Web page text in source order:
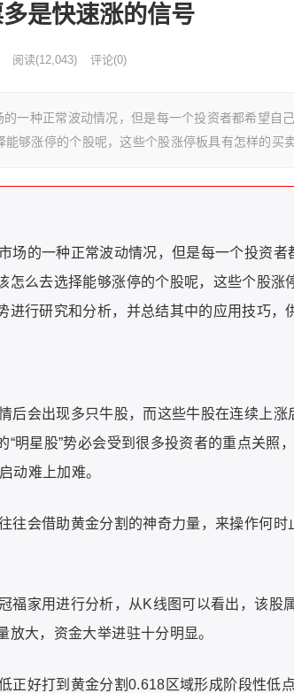
是快速涨的信号
阅读(12,043) 评论(0)
一种正常波动情况，但是每一个投资者都希望自
能够涨停的个股呢，这些个股涨停板具有怎样的买
场的一种正常波动情况，但是每一个投资
怎么去选择能够涨停的个股呢，这些个股
进行研究和分析，并总结其中的应用技巧，
后会出现多只牛股，而这些牛股在连续上
“明星股”势必会受到很多投资者的重点关照
动难上加难。
往会借助黄金分割的神奇力量，来操作何
福家用进行分析，从K线图可以看出，该股
放大，资金大举进驻十分明显。
正好打到黄金分割0.618区域形成阶段性低